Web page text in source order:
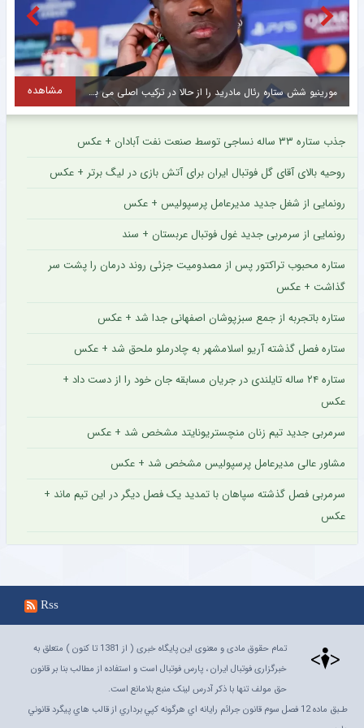
بازیکن پیشین استقلال و خیبر راهی صنعت نفت آبادان شد + عکس مشاهده
جذب ستاره ۳۳ ساله نساجی توسط صنعت نفت آبادان + عکس
روحیه بالای آقای گل فوتبال ایران برای آتش بازی در لیگ برتر + عکس
رونمایی از شغل جدید مدیرعامل پرسپولیس + عکس
رونمایی از سرمربی جدید غول فوتبال عربستان + سند
ستاره محبوب تراکتور پس از مصدومیت جزئی روند درمان را پشت سر
گذاشت + عکس
ستاره باتجربه از جمع سبزپوشان اصفهانی جدا شد + عکس
ستاره فصل گذشته آریو اسلامشهر به چادرملو ملحق شد + عکس
ستاره ۲۴ ساله تایلندی در جریان مسابقه جان خود را از دست داد +
عکس
سرمربی جدید تیم زنان منچستریونایتد مشخص شد + عکس
مشاور عالی مدیرعامل پرسپولیس مشخص شد + عکس
سرمربی فصل گذشته سپاهان با تمدید یک فصل دیگر در این تیم ماند +
عکس
Rss
تمام حقوق مادی و معنوی این پایگاه خبری ( از 1381 تا کنون ) متعلق به
خبرگزاری فوتبال ایران ، پارس فوتبال است و استفاده از مطالب بنا بر قانون
حق مولف تنها با ذکر آدرس لینک منبع بلامانع است.
طـبق ماده 12 فصل سوم قانون جرائم رايانه اي هرگونه کپي برداري از قالب هاي پيگرد قانوني